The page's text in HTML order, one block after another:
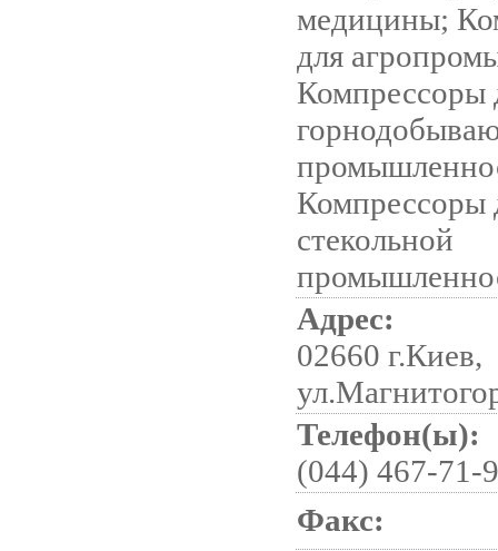
медицины;
для
Компрессоры
Компрессоры
стекольной
Адрес:
02660 г.Киев,
Телефон(ы):
(044) 467-71-
Факс: